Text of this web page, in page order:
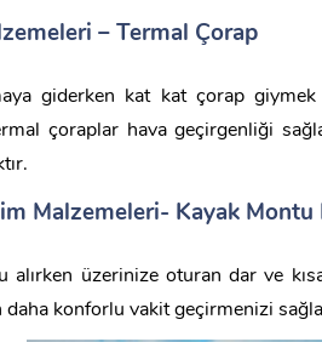
– Termal Çorap
giderken kat kat çorap giymek
çoraplar hava geçirgenliği
Malzemeleri- Kayak Montu
alırken üzerinize oturan dar ve
daha konforlu vakit geçirmenizi